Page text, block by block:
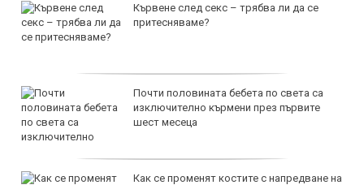
Кървене след секс – трябва ли да се
притесняваме?
Почти половината бебета по света са
изключително кърмени през първите
шест месеца
Как се променят костите с напредване на